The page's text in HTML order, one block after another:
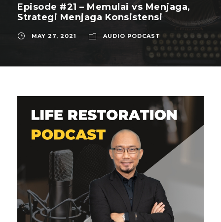
Episode #21 – Memulai vs Menjaga,
Strategi Menjaga Konsistensi
MAY 27, 2021 AUDIO PODCAST